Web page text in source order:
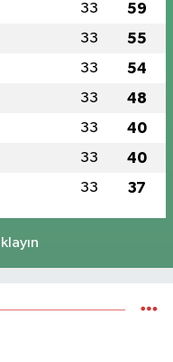
33 59
33 55
33 54
33 48
33 40
33 40
33 37